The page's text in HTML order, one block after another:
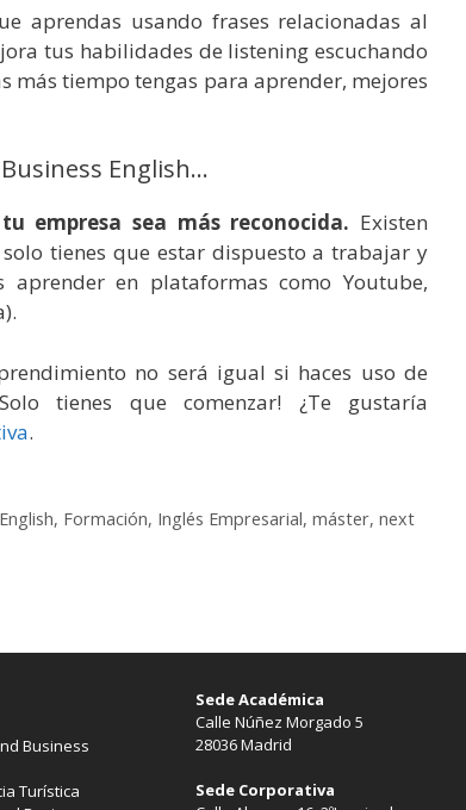
aprendas usando frases relacionadas al
tus habilidades de listening escuchando
más tiempo tengas para aprender, mejores
English…
empresa sea más reconocida. Existen
tienes que estar dispuesto a trabajar y
en plataformas como Youtube,
no será igual si haces uso de
tienes que comenzar! ¿Te gustaría
.
, Formación, Inglés Empresarial, máster, next
Business
Turística
Sede Académica
Calle Núñez Morgado 5
28036 Madrid
Sede Corporativa